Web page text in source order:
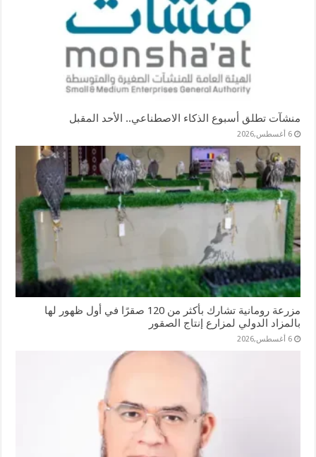
منشآت تطلق أسبوع الذكاء الاصطناعي.. الأحد المقبل
6 أغسطس,2026
مزرعة رومانية تشارك بأكثر من 120 صقرًا في أول ظهور لها
بالمزاد الدولي لمزارع إنتاج الصقور
6 أغسطس,2026